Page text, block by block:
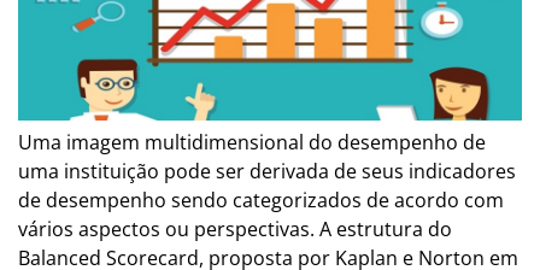
Uma imagem multidimensional do desempenho de
uma instituição pode ser derivada de seus indicadores
de desempenho sendo categorizados de acordo com
vários aspectos ou perspectivas. A estrutura do
Balanced Scorecard, proposta por Kaplan e Norton em